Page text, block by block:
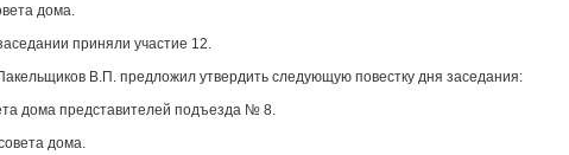
дома.
приняли участие 12.
В.П. предложил утвердить следующую повестку дня заседания:
дома представителей подъезда № 8.
дома.